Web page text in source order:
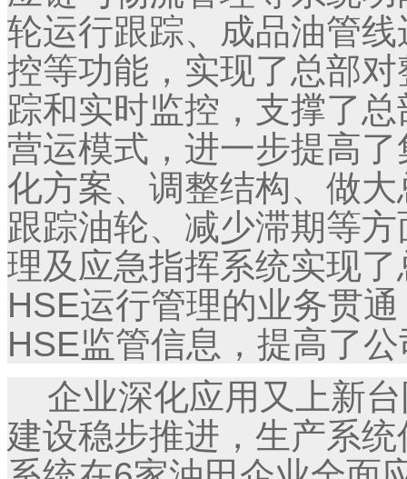
轮运行跟踪、成品油管
控等功能，实现了总部
踪和实时监控，支撑了
营运模式，进一步提高
化方案、调整结构、做
跟踪油轮、减少滞期等
理及应急指挥系统实现
HSE运行管理的业务贯
HSE监管信息，提高了
企业深化应用又上新台
建设稳步推进，生产系